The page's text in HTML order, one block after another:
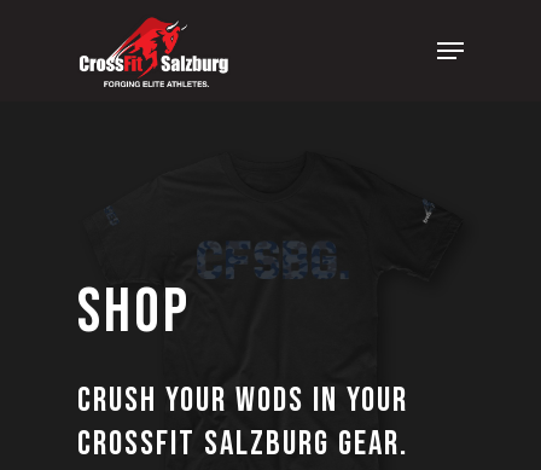
Menu
Shop
Crush your WODs in your
CrossFit Salzburg Gear.